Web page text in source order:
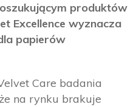
produktów
Excellence wyznacza
papierów
Care badania
na rynku brakuje